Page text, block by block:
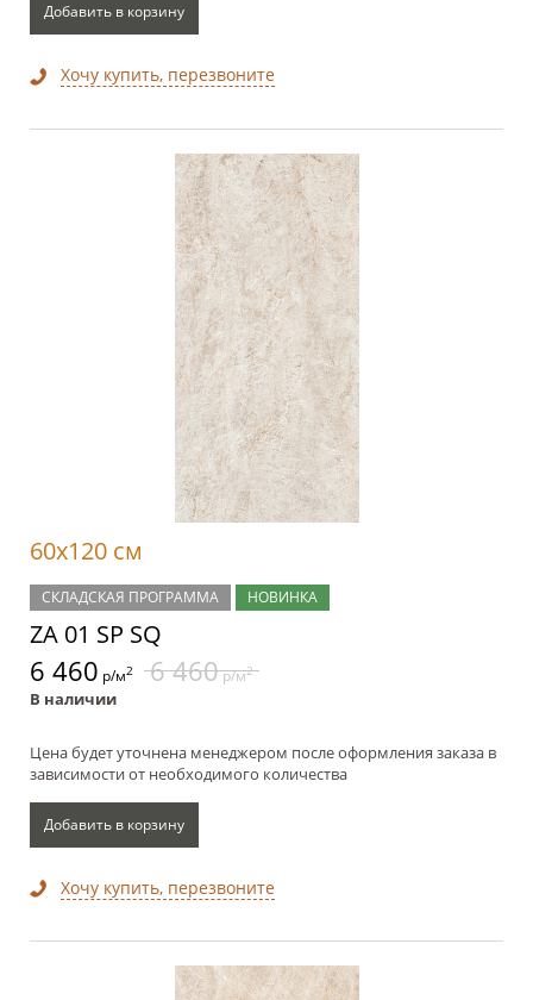
Добавить в корзину
Хочу купить, перезвоните
60x120 см
СКЛАДСКАЯ ПРОГРАММА НОВИНКА
ZA 01 SP SQ
6 460 р/м2 6 460р/м2
В наличии
Цена будет уточнена менеджером после оформления заказа в
зависимости от необходимого количества
Добавить в корзину
Хочу купить, перезвоните